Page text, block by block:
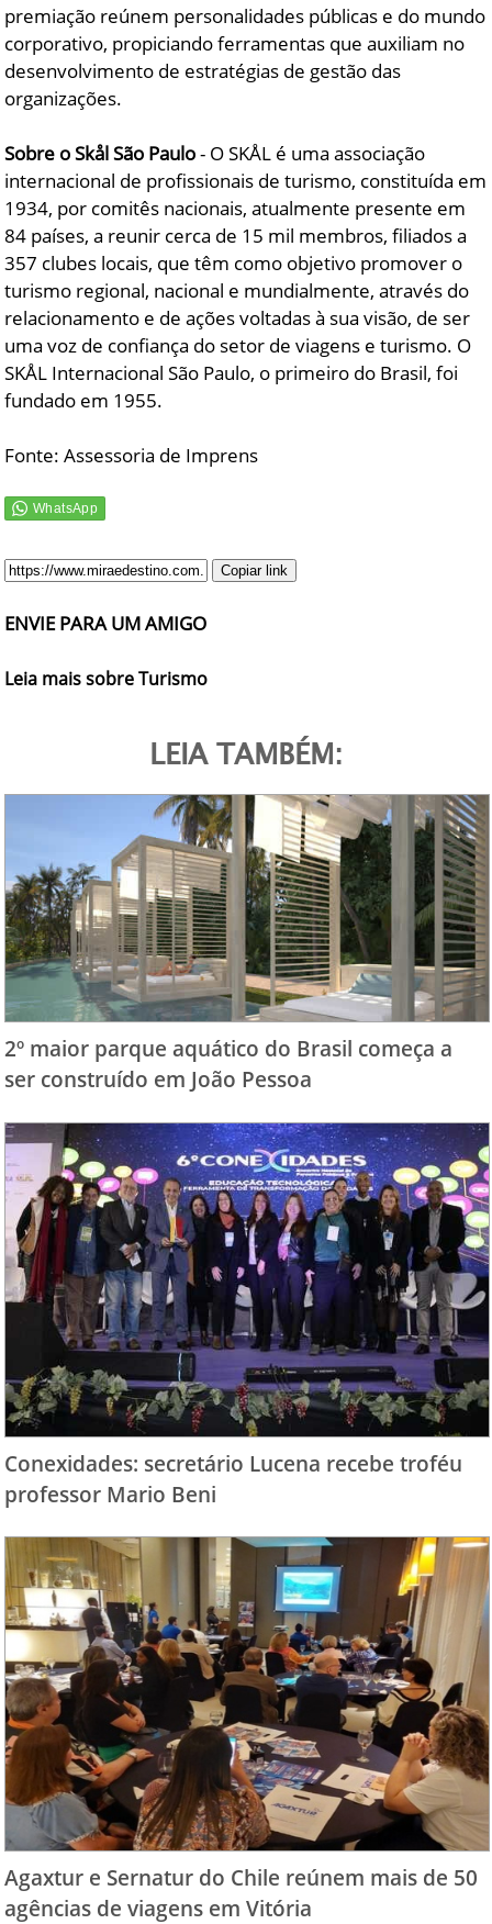
premiação reúnem personalidades públicas e do mundo
corporativo, propiciando ferramentas que auxiliam no
desenvolvimento de estratégias de gestão das
organizações.
Sobre o Skål São Paulo- O SKÅL é uma associação
internacional de profissionais de turismo, constituída em
1934, por comitês nacionais, atualmente presente em
84 países, a reunir cerca de 15 mil membros, filiados a
357 clubes locais, que têm como objetivo promover o
turismo regional, nacional e mundialmente, através do
relacionamento e de ações voltadas à sua visão, de ser
uma voz de confiança do setor de viagens e turismo. O
SKÅL Internacional São Paulo, o primeiro do Brasil, foi
fundado em 1955.
Fonte: Assessoria de Imprens
Copiar link
ENVIE PARA UM AMIGO
Leia mais sobre Turismo
LEIA TAMBÉM:
2º maior parque aquático do Brasil começa a
ser construído em João Pessoa
Conexidades: secretário Lucena recebe troféu
professor Mario Beni
Agaxtur e Sernatur do Chile reúnem mais de 50
agências de viagens em Vitória